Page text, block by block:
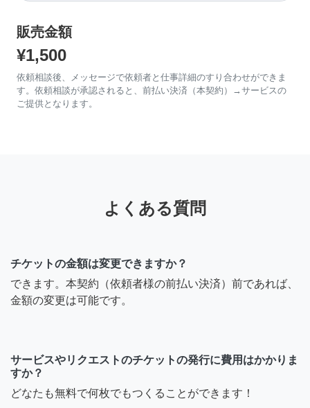
販売金額
¥1,500
依頼相談後、メッセージで依頼者と仕事詳細のすり合わせができま
す。依頼相談が承認されると、前払い決済（本契約）→サービスの
ご提供となります。
よくある質問
チケットの金額は変更できますか？
できます。本契約（依頼者様の前払い決済）前であれば、
金額の変更は可能です。
サービスやリクエストのチケットの発行に費用はかかりま
すか？
どなたも無料で何枚でもつくることができます！